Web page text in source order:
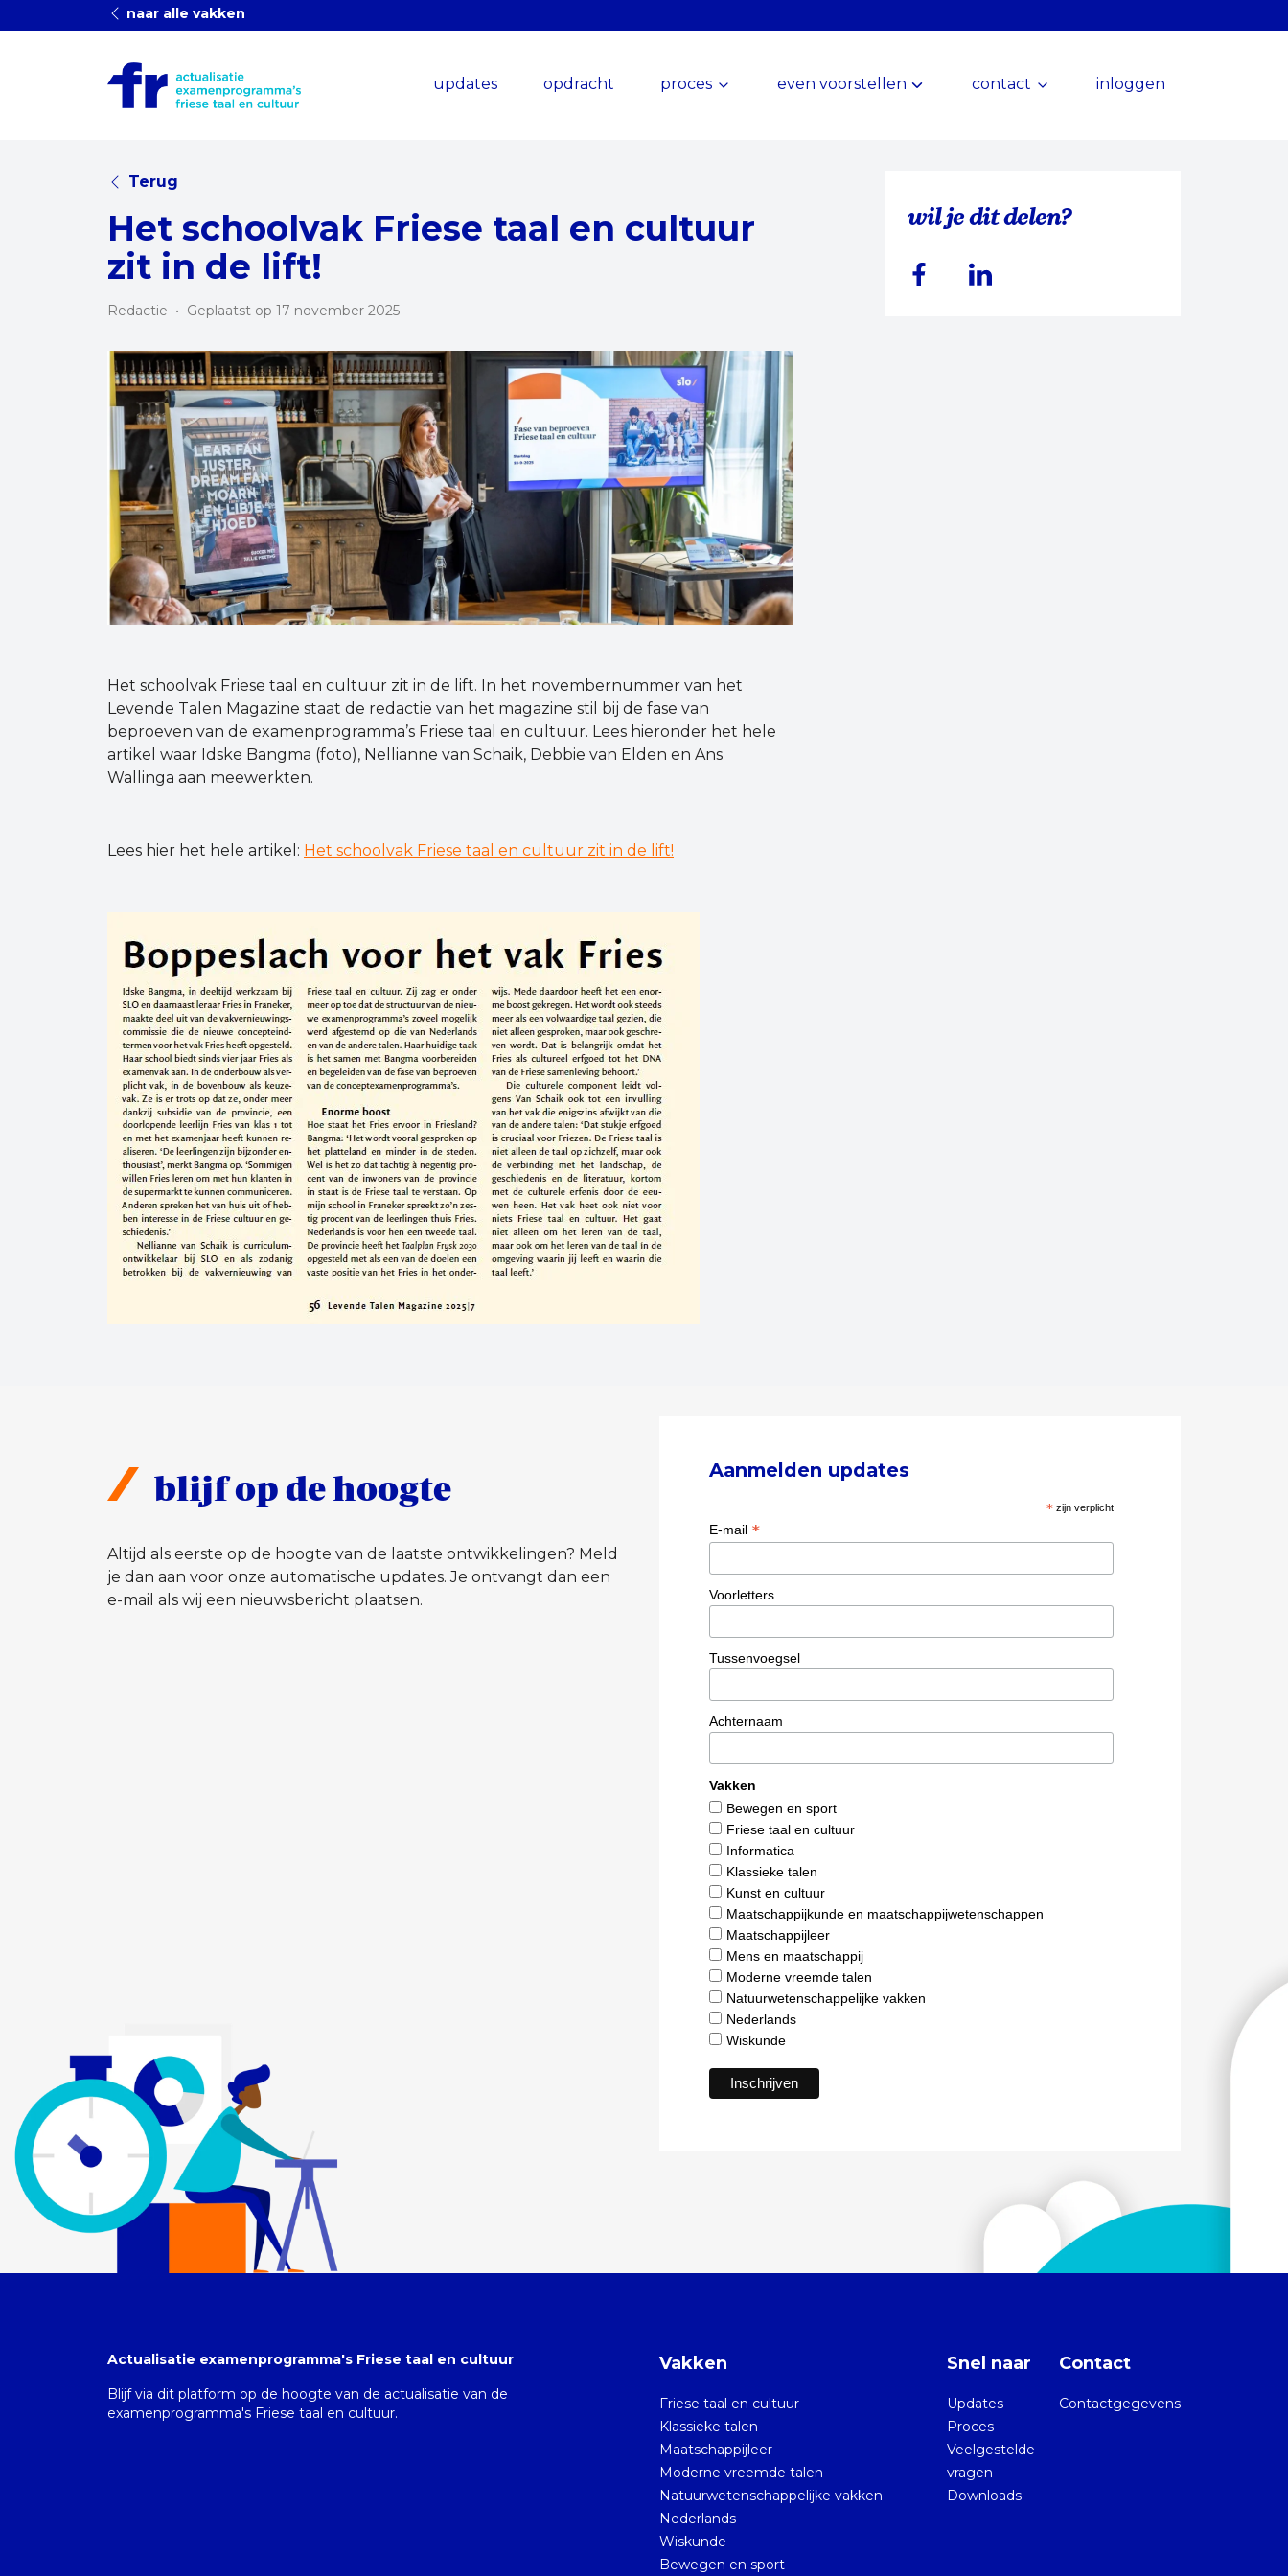
naar alle vakken
updates opdracht proces even voorstellen contact inloggen
Terug
Het schoolvak Friese taal en cultuur
zit in de lift!
Redactie • Geplaatst op 17 november 2025
Het schoolvak Friese taal en cultuur zit in de lift. In het novembernummer van het
Levende Talen Magazine staat de redactie van het magazine stil bij de fase van
beproeven van de examenprogramma’s Friese taal en cultuur. Lees hieronder het hele
artikel waar Idske Bangma (foto), Nellianne van Schaik, Debbie van Elden en Ans
Wallinga aan meewerkten.
Lees hier het hele artikel: Het schoolvak Friese taal en cultuur zit in de lift!
wil je dit delen?
blijf op de hoogte
Altijd als eerste op de hoogte van de laatste ontwikkelingen? Meld
je dan aan voor onze automatische updates. Je ontvangt dan een
e-mail als wij een nieuwsbericht plaatsen.
Aanmelden updates
* zijn verplicht
E-mail *
Voorletters
Tussenvoegsel
Achternaam
Vakken
Bewegen en sport
Friese taal en cultuur
Informatica
Klassieke talen
Kunst en cultuur
Maatschappijkunde en maatschappijwetenschappen
Maatschappijleer
Mens en maatschappij
Moderne vreemde talen
Natuurwetenschappelijke vakken
Nederlands
Wiskunde
Actualisatie examenprogramma's Friese taal en cultuur
Blijf via dit platform op de hoogte van de actualisatie van de
examenprogramma's Friese taal en cultuur.
Vakken
Friese taal en cultuur
Klassieke talen
Maatschappijleer
Moderne vreemde talen
Natuurwetenschappelijke vakken
Nederlands
Wiskunde
Bewegen en sport
Snel naar
Updates
Proces
Veelgestelde
vragen
Downloads
Contact
Contactgegevens